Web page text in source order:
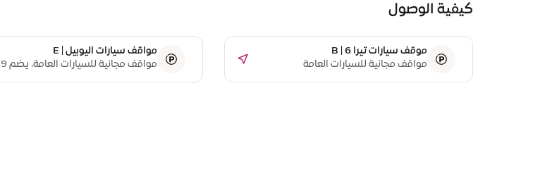
كيفية الوصول
موقف سيارات تيرا B | 6
مواقف مجانية للسيارات العامة
مواقف سيارات اليوبيل | E
مواقف مجانية للسيارات العامة، يضم 9
مواقف مخصصة لذوي أصحاب الهمم